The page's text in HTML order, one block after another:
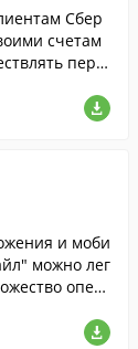
Сбер
счетам
пере
и моби
можно лег
опер
и т. д.